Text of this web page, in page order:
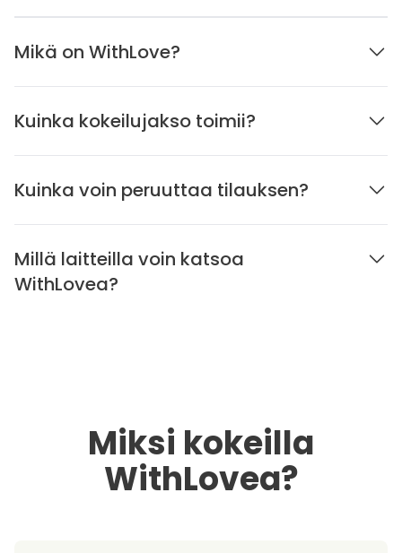
Mikä on WithLove?
Kuinka kokeilujakso toimii?
Kuinka voin peruuttaa tilauksen?
Millä laitteilla voin katsoa
WithLovea?
Miksi kokeilla
WithLovea?